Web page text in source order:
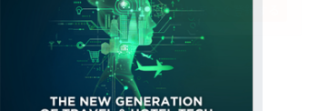
いますぐ登録する